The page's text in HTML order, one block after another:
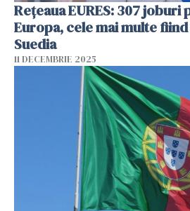
Rețeaua EURES: 307
Europa, cele mai multe
Suedia
11 DECEMBRIE 2025